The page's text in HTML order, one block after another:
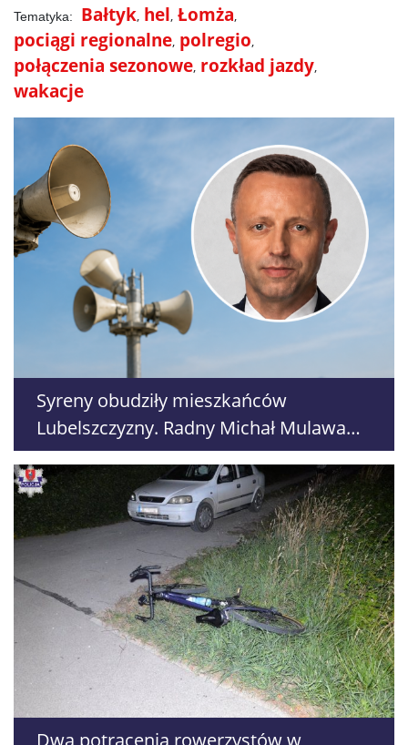
Bałtyk hel Łomża
pociągi regionalne polregio
połączenia sezonowe rozkład jazdy
wakacje
Syreny obudziły mieszkańców
Lubelszczyzny. Radny Michał Mulawa
domaga się pilnych wyjaśnień
Dwa potrącenia rowerzystów w